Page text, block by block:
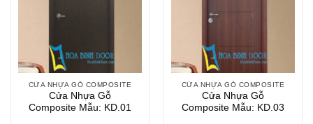
CỬA NHỰA GỖ COMPOSITE
Cửa Nhựa Gỗ
Composite Mẫu: KD.01
CỬA NHỰA GỖ COMPOSITE
Cửa Nhựa Gỗ
Composite Mẫu: KD.03